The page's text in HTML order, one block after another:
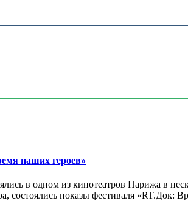
наших героев»
в одном из кинотеатров Парижа в
состоялись показы фестиваля